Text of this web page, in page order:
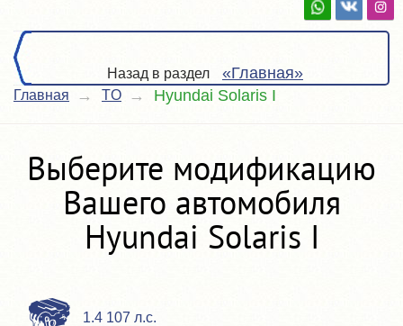
Назад в раздел «Главная»
Главная TO Hyundai Solaris I
Выберите модификацию
Вашего автомобиля
Hyundai Solaris I
1.4 107 л.с.